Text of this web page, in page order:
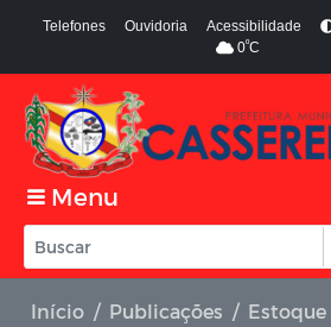
Telefones Ouvidoria Acessibilidade
0ºC
Menu
Início Publicações